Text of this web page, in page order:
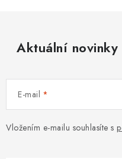
Aktuální
E-mail
Vložením e-mailu souhlasíte s